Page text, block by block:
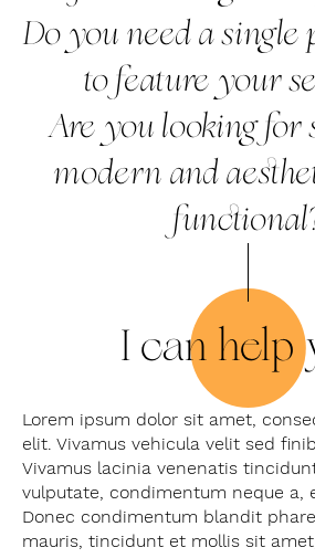
Do you need a single
to feature your
Are you looking for
modern and
I can help
Lorem ipsum dolor sit amet,
elit. Vivamus vehicula velit sed
Vivamus lacinia venenatis
vulputate, condimentum neque a,
Donec condimentum blandit
mauris, tincidunt et mollis sit